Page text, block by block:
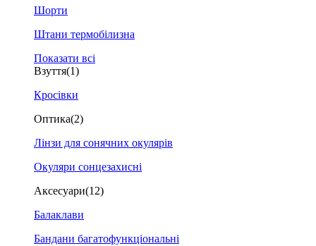
Шорти
Штани термобілизна
Показати всі
Взуття(1)
Кросівки
Оптика(2)
Лінзи для сонячних окулярів
Окуляри сонцезахисні
Аксесуари(12)
Балаклави
Бандани багатофункціональні